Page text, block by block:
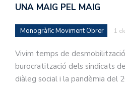
UNA MAIG PEL MAIG
Monogràfic Moviment Obrer 1
Vivim temps de
burocratització dels sindicats
diàleg social i la pandèmia del